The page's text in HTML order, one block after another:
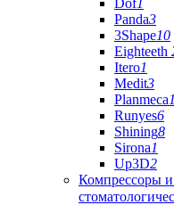
Dof1
Panda3
3Shape10
Eighteeth
Itero1
Medit3
Planmeca1
Runyes6
Shining8
Sirona1
Up3D2
Компрессоры